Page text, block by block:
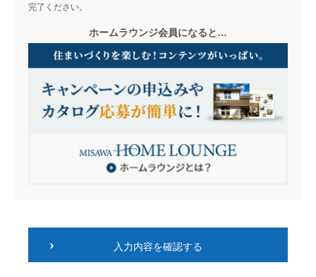
完了ください。
ホームラウンジ会員になると…
入力内容を確認する